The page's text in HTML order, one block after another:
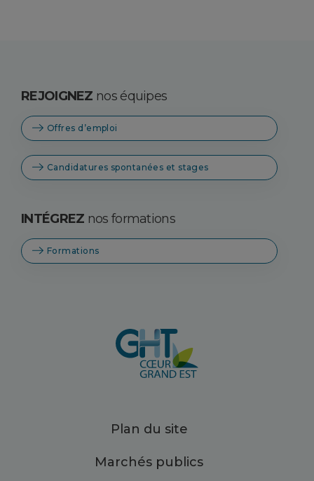
REJOIGNEZ nos équipes
Offres d’emploi
Candidatures spontanées et stages
INTÉGREZ nos formations
Formations
Plan du site
Marchés publics